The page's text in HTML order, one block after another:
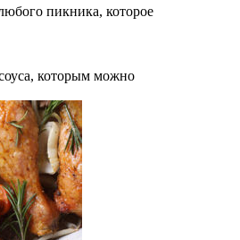
пикника, которое
которым можно